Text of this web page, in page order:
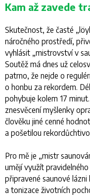
Kam až zavede
Skutečnost, že časté
náročného prostředí,
vyhlásit „mistrovství v
Soutěž má dnes už
patrno, že nejde o
o honbu za rekordem.
pohybuje kolem 17
znesvěcení myšlenky
člověku jiné cenné
a pošetilou
Pro mě je „mistr
umějí využít
připravené saunové lázni
a tonizace životních